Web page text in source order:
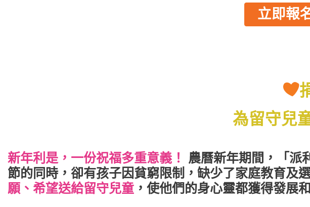
立即報
為留守兒
新年利是，一份祝福多重意義！ 農曆新年期間，「派
節的同時，卻有孩子因貧窮限制，缺少了家庭教育及
願、希望送給留守兒童 ，使他們的身心靈都獲得發展